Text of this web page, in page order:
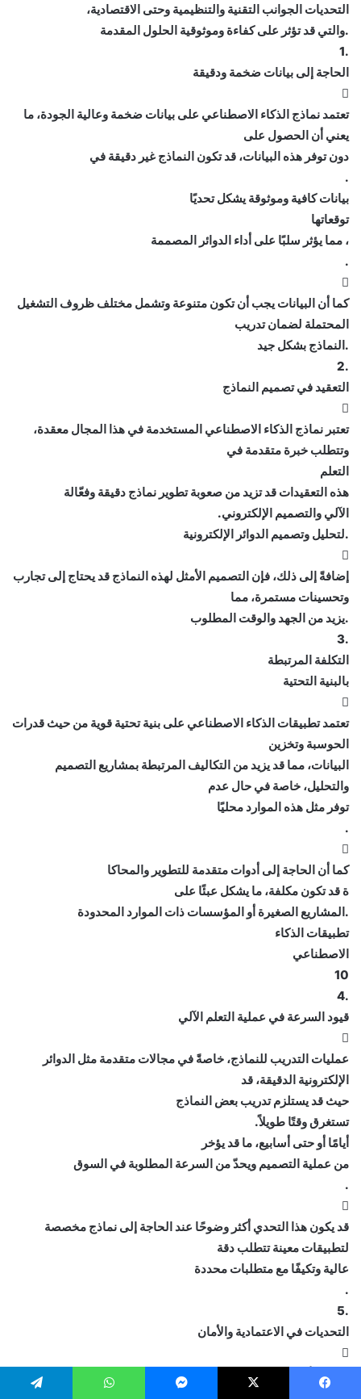
التحديات الجوانب التقنية والتنظيمية وحتى الاقتصادية،
.والتي قد تؤثر على كفاءة وموثوقية الحلول المقدمة
.1
الحاجة إلى بيانات ضخمة ودقيقة

تعتمد نماذج الذكاء الاصطناعي على بيانات ضخمة وعالية الجودة، ما
يعني أن الحصول على
دون توفر هذه البيانات، قد تكون النماذج غير دقيقة في
.
بيانات كافية وموثوقة يشكل تحديًا
توقعاتها
، مما يؤثر سلبًا على أداء الدوائر المصممة
.

كما أن البيانات يجب أن تكون متنوعة وتشمل مختلف ظروف التشغيل
المحتملة لضمان تدريب
.النماذج بشكل جيد
.2
التعقيد في تصميم النماذج

تعتبر نماذج الذكاء الاصطناعي المستخدمة في هذا المجال معقدة،
وتتطلب خبرة متقدمة في
التعلم
هذه التعقيدات قد تزيد من صعوبة تطوير نماذج دقيقة وفعّالة
الآلي والتصميم الإلكتروني.
.لتحليل وتصميم الدوائر الإلكترونية

إضافةً إلى ذلك، فإن التصميم الأمثل لهذه النماذج قد يحتاج إلى تجارب
وتحسينات مستمرة، مما
.يزيد من الجهد والوقت المطلوب
.3
التكلفة المرتبطة
بالبنية التحتية

تعتمد تطبيقات الذكاء الاصطناعي على بنية تحتية قوية من حيث قدرات
الحوسبة وتخزين
البيانات، مما قد يزيد من التكاليف المرتبطة بمشاريع التصميم
والتحليل، خاصة في حال عدم
توفر مثل هذه الموارد محليًا
.

كما أن الحاجة إلى أدوات متقدمة للتطوير والمحاكا
ة قد تكون مكلفة، ما يشكل عبئًا على
.المشاريع الصغيرة أو المؤسسات ذات الموارد المحدودة
تطبيقات الذكاء
الاصطناعي
10
.4
قيود السرعة في عملية التعلم الآلي

عمليات التدريب للنماذج، خاصةً في مجالات متقدمة مثل الدوائر
الإلكترونية الدقيقة، قد
حيث قد يستلزم تدريب بعض النماذج
تستغرق وقتًا طويلاً.
أيامًا أو حتى أسابيع، ما قد يؤخر
من عملية التصميم ويحدّ من السرعة المطلوبة في السوق
.

قد يكون هذا التحدي أكثر وضوحًا عند الحاجة إلى نماذج مخصصة
لتطبيقات معينة تتطلب دقة
عالية وتكيفًا مع متطلبات محددة
.
.5
التحديات في الاعتمادية والأمان

تعتمد الأنظمة الإلكتروني